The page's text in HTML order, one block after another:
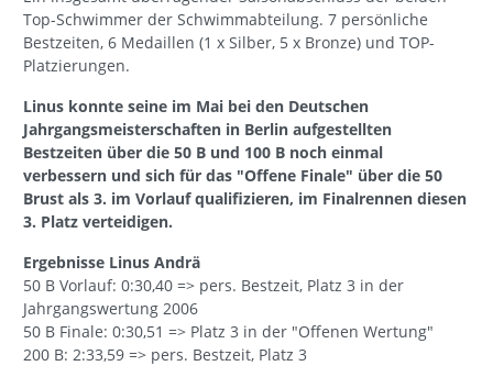
Top-Schwimmer der Schwimmabteilung. 7 persönliche
Bestzeiten, 6 Medaillen (1 x Silber, 5 x Bronze) und TOP-
Platzierungen.
Linus konnte seine im Mai bei den Deutschen
Jahrgangsmeisterschaften in Berlin aufgestellten
Bestzeiten über die 50 B und 100 B noch einmal
verbessern und sich für das "Offene Finale" über die 50
Brust als 3. im Vorlauf qualifizieren, im Finalrennen diesen
3. Platz verteidigen.
Ergebnisse Linus Andrä
50 B Vorlauf: 0:30,40 => pers. Bestzeit, Platz 3 in der
Jahrgangswertung 2006
50 B Finale: 0:30,51 => Platz 3 in der "Offenen Wertung"
200 B: 2:33,59 => pers. Bestzeit, Platz 3